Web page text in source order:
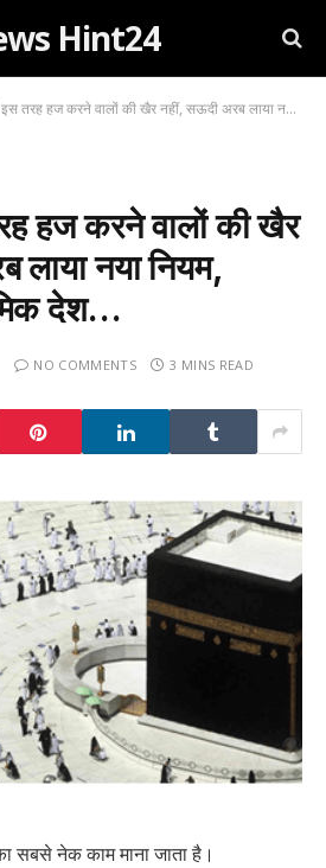
Hint24
हज करने वालों की खैर नहीं, सऊदी अरब लाया नया नियम, ऐक्शन में इस्लामिक देश…
हज करने वालों की खैर
लाया नया नियम,
देश…
NO COMMENTS 3 MINS READ
सबसे नेक काम माना जाता है।